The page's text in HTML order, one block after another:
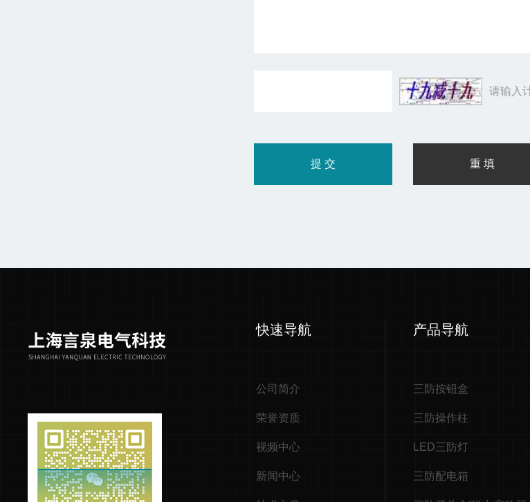
请输入
快速导航
公司简介
荣誉资质
视频中心
新闻中心
产品导航
三防按钮盒
三防操作柱
LED三防灯
三防配电箱